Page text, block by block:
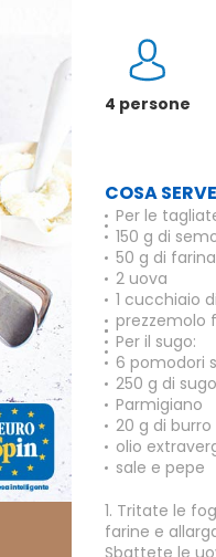
4 persone
COSA SERVE
Per le
150 g di
50 g di
2 uova
1 cucchiaio
prezzemolo
Per il sugo:
6 pomodori
250 g di
Parmigiano
20 g di burro
olio
sale e pepe
1. Tritate le
farine e
Sbattete le